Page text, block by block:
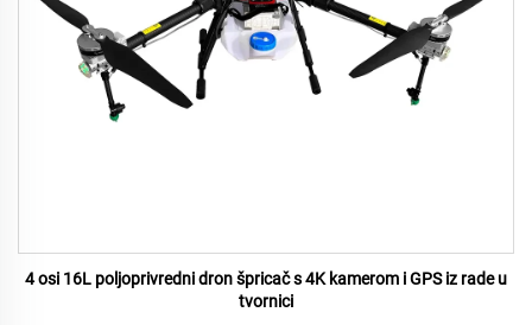
4 osi 16L poljoprivredni dron špricač s 4K kamerom i GPS iz rade u
tvornici